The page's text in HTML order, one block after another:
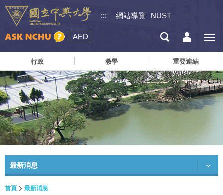
::: 網站導覽 NUST
AED
行政 教學 重要連結
最新消息
首頁
最新消息